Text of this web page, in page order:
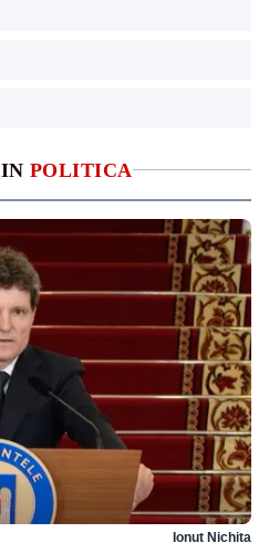
POLITICA
Ionuț Nichita